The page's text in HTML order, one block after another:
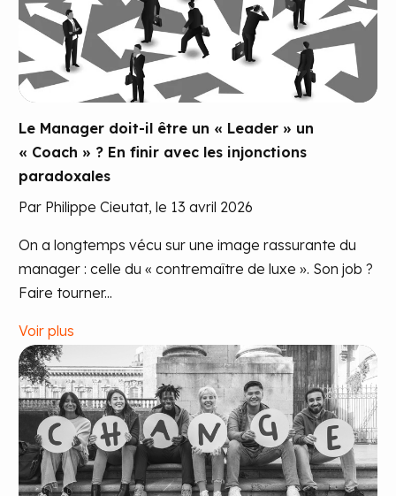
Le Manager doit-il être un « Leader » un
« Coach » ? En finir avec les injonctions
paradoxales
Par Philippe Cieutat, le 13 avril 2026
On a longtemps vécu sur une image rassurante du
manager : celle du « contremaître de luxe ». Son job ?
Faire tourner...
Voir plus